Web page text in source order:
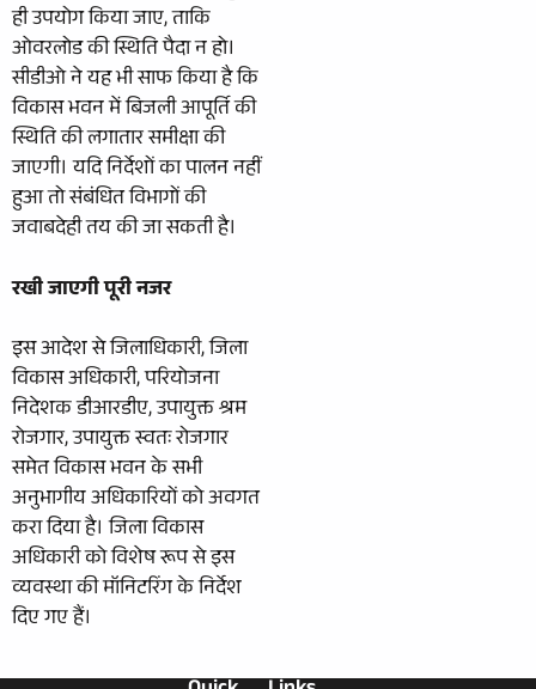
ही उपयोग किया जाए, ताकि
ओवरलोड की स्थिति पैदा न हो।
सीडीओ ने यह भी साफ किया है कि
विकास भवन में बिजली आपूर्ति की
स्थिति की लगातार समीक्षा की
जाएगी। यदि निर्देशों का पालन नहीं
हुआ तो संबंधित विभागों की
जवाबदेही तय की जा सकती है।
रखी जाएगी पूरी नजर
इस आदेश से जिलाधिकारी, जिला
विकास अधिकारी, परियोजना
निदेशक डीआरडीए, उपायुक्त श्रम
रोजगार, उपायुक्त स्वतः रोजगार
समेत विकास भवन के सभी
अनुभागीय अधिकारियों को अवगत
करा दिया है। जिला विकास
अधिकारी को विशेष रूप से इस
व्यवस्था की मॉनिटरिंग के निर्देश
दिए गए हैं।